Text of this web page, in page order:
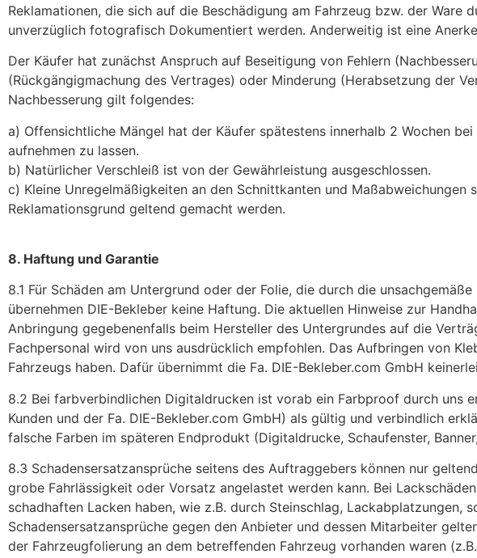
Reklamationen, die sich auf die Beschädigung am Fahrzeug bzw. der
unverzüglich fotografisch Dokumentiert werden. Anderweitig ist eine
Der Käufer hat zunächst Anspruch auf Beseitigung von Fehlern
(Rückgängigmachung des Vertrages) oder Minderung (Herabsetzung der
Nachbesserung gilt folgendes:
a) Offensichtliche Mängel hat der Käufer spätestens innerhalb 2 Wochen
aufnehmen zu lassen.
b) Natürlicher Verschleiß ist von der Gewährleistung ausgeschlossen.
c) Kleine Unregelmäßigkeiten an den Schnittkanten und
Reklamationsgrund geltend gemacht werden.
8. Haftung und Garantie
8.1 Für Schäden am Untergrund oder der Folie, die durch die
übernehmen DIE-Bekleber keine Haftung. Die aktuellen Hinweise zur
Anbringung gegebenenfalls beim Hersteller des Untergrundes auf die
Fachpersonal wird von uns ausdrücklich empfohlen. Das Aufbringen von
Fahrzeugs haben. Dafür übernimmt die Fa. DIE-Bekleber.com GmbH
8.2 Bei farbverbindlichen Digitaldrucken ist vorab ein Farbproof durch uns
Kunden und der Fa. DIE-Bekleber.com GmbH) als gültig und verbindlich
falsche Farben im späteren Endprodukt (Digitaldrucke, Schaufenster,
8.3 Schadensersatzansprüche seitens des Auftraggebers können nur
grobe Fahrlässigkeit oder Vorsatz angelastet werden kann. Bei
schadhaften Lacken haben, wie z.B. durch Steinschlag, Lackabplatzungen,
Schadensersatzansprüche gegen den Anbieter und dessen Mitarbeiter
der Fahrzeugfolierung an dem betreffenden Fahrzeug vorhanden waren